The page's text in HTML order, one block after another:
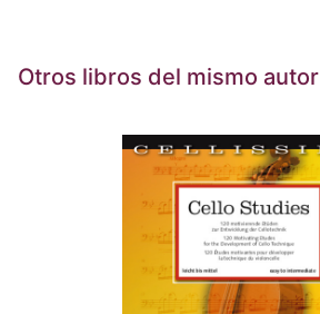
Otros libros del mismo autor